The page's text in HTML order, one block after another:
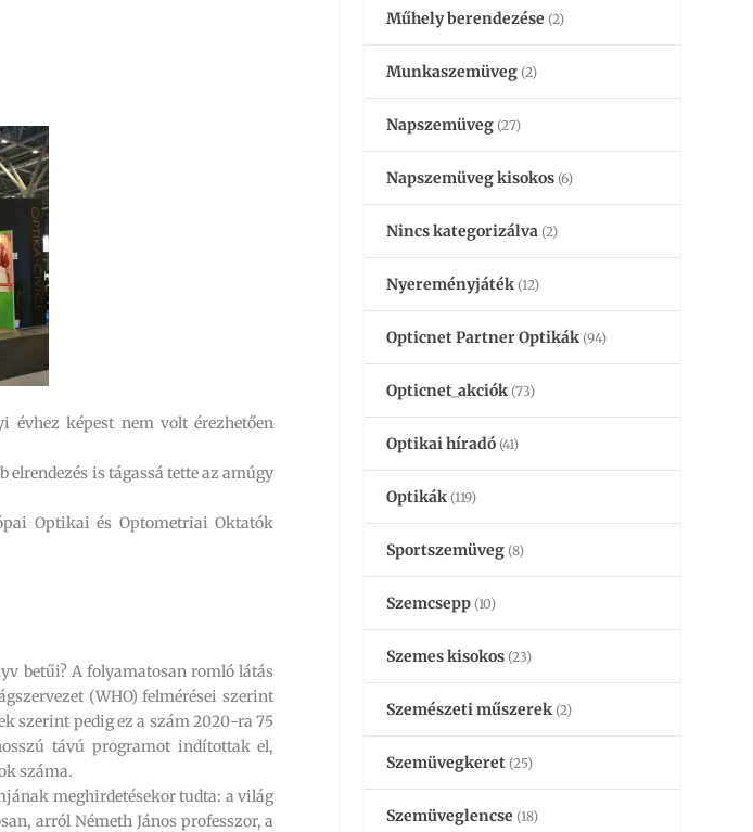
képest nem volt érezhetően
is tágassá tette az amúgy
Optikai és Optometriai Oktatók
betűi? A folyamatosan romló látás
(WHO) felmérései szerint
szerint pedig ez a szám 2020-ra 75
távú programot indítottak el,
száma.
meghirdetésekor tudta: a világ
arról Németh János professzor, a
Műhely berendezése (2)
Munkaszemüveg (2)
Napszemüveg (27)
Napszemüveg kisokos (6)
Nincs kategorizálva (2)
Nyereményjáték (12)
Opticnet Partner Optikák (94)
Opticnet_akciók (73)
Optikai híradó (41)
Optikák (119)
Sportszemüveg (8)
Szemcsepp (10)
Szemes kisokos (23)
Szemészeti műszerek (2)
Szemüvegkeret (25)
Szemüveglencse (18)